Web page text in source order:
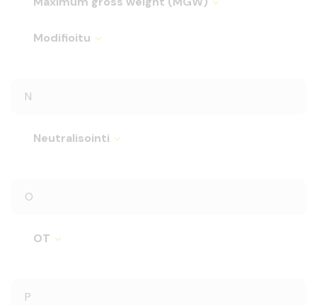
Modifioitu
N
Neutralisointi
O
OT
P